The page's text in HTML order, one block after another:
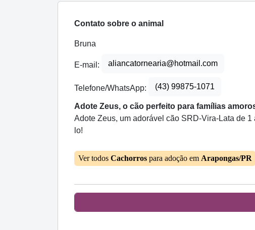
Contato sobre o animal
Bruna
E-mail: aliancatornearia@hotmail.com
Telefone/WhatsApp: (43) 99875-1071
Adote Zeus, o cão perfeito para famílias
Adote Zeus, um adorável cão SRD-Vira-Lata de
lo!
Ver todos Cachorros para adoção em Arapongas/PR